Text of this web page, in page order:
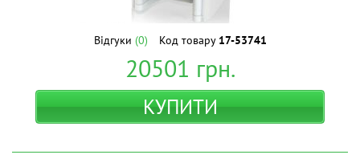
Відгуки (0) Код товару 17-53741
20501 грн.
КУПИТИ